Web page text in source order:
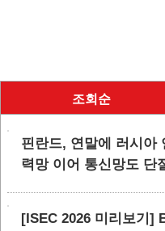
조회순
핀란드, 연말에 러시아
력망 이어 통신망도 단
[ISEC 2026 미리보기]